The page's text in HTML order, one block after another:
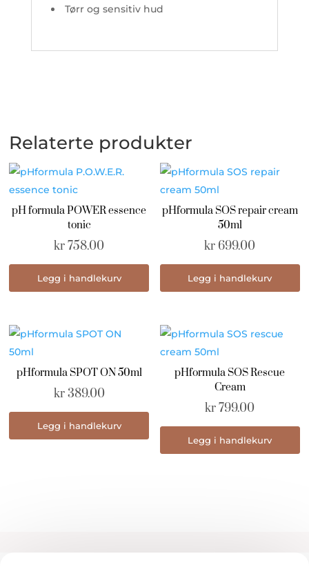
Tørr og sensitiv hud
Relaterte produkter
pH formula POWER essence
tonic
kr758.00
Legg i handlekurv
pHformula SOS repair cream
50ml
kr 699.00
Legg i handlekurv
pHformula SPOT ON 50ml
kr389.00
Legg i handlekurv
pHformula SOS Rescue
Cream
kr799.00
Legg i handlekurv